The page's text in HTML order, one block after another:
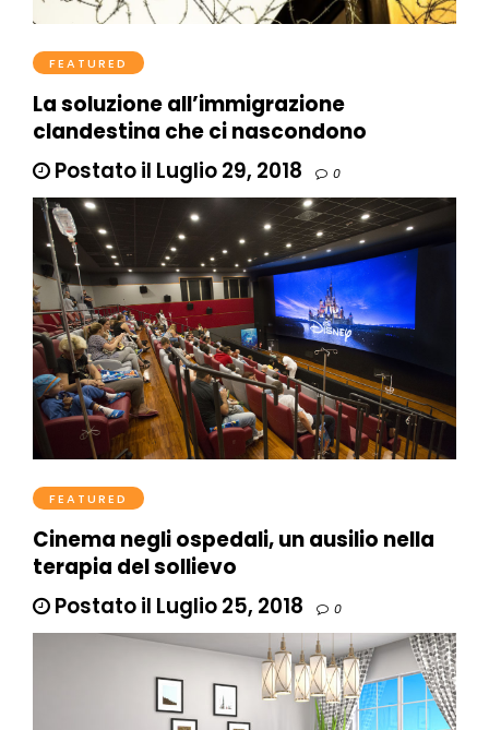
FEATURED
La soluzione all’immigrazione
clandestina che ci nascondono
Postato il Luglio 29, 2018
0
FEATURED
Cinema negli ospedali, un ausilio nella
terapia del sollievo
Postato il Luglio 25, 2018
0